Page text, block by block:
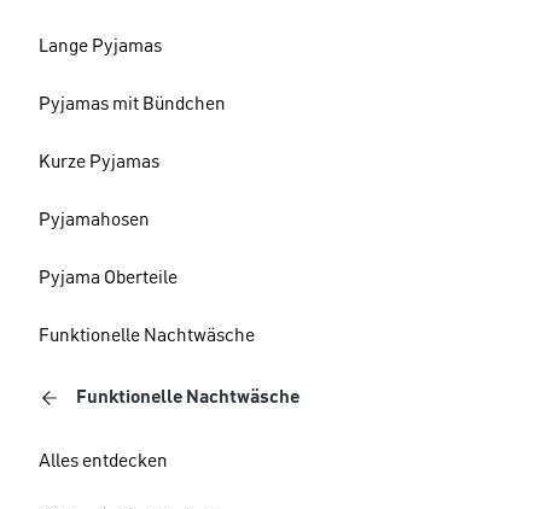
Lange Pyjamas
Pyjamas mit Bündchen
Kurze Pyjamas
Pyjamahosen
Pyjama Oberteile
Funktionelle Nachtwäsche
Funktionelle Nachtwäsche
Alles entdecken